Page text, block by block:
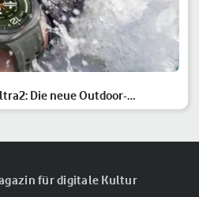
Die neue Outdoor-
für digitale Kultur